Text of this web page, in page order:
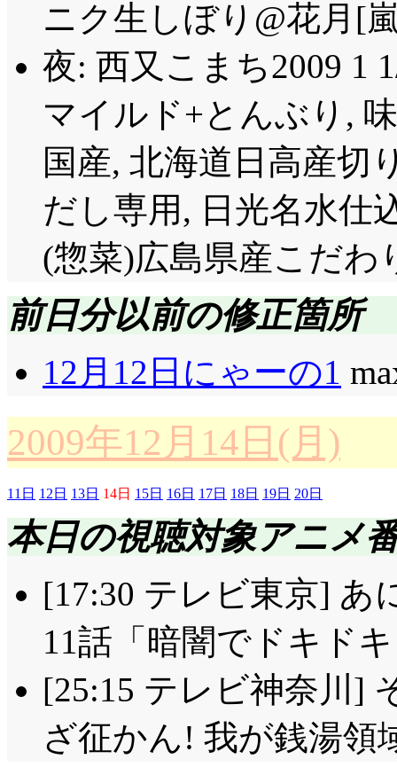
通』に登校してきて
守るためなら命も賭
鍵が居ない事もイベ
こそ真面目に『会ぎ
ねえ……普通過ぎるわ
のどこに『真面目』
議題である, 学校での
ようじゃねえか!」フ
師の居る学校もあり
と会議が成立しない
もそも成立してない
も成立してなかった
改めて次の議題は,
場合, まず知弦のアル
「探偵かよ!」「「……
『会議の成立』なん
は, 1億円しか……『小
上河上郡下寿下町左
ふぇてぃっしゅ支店
げたんでしょうか(^^;;;
「深夏は毎週力仕事
ニク生しぼり@花月[
夜: 西又こまち2009 1
マイルド+とんぶり,
国産, 北海道日高産切
だし専用, 日光名水仕
(惣菜)広島県産こだわ
前日分以前の修正箇所
12月12日にゃーの1
2009年12月14日(月)
11日 12日 13日 14日 15日 16日 17日 18日 19日 20日
本日の視聴対象アニメ
[17:30 テレビ東京] あ
11話「暗闇でドキド
[25:15 テレビ神奈川]
ざ征かん! 我が銭湯